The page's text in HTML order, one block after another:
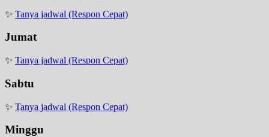
✨ Tanya jadwal (Respon Cepat)
Jumat
✨ Tanya jadwal (Respon Cepat)
Sabtu
✨ Tanya jadwal (Respon Cepat)
Minggu